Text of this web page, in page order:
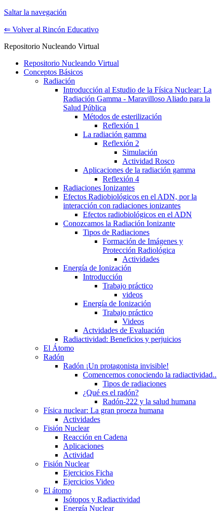
Saltar la navegación
⇐ Volver al Rincón Educativo
Repositorio Nucleando Virtual
Repositorio Nucleando Virtual
Conceptos Básicos
Radiación
Introducción al Estudio de la Física Nuclear: La
Radiación Gamma - Maravilloso Aliado para la
Salud Pública
Métodos de esterilización
Reflexión 1
La radiación gamma
Reflexión 2
Simulación
Actividad Rosco
Aplicaciones de la radiación gamma
Reflexión 4
Radiaciones Ionizantes
Efectos Radiobiológicos en el ADN, por la
interacción con radiaciones ionizantes
Efectos radiobiológicos en el ADN
Conozcamos la Radiación Ionizante
Tipos de Radiaciones
Formación de Imágenes y
Protección Radiológica
Actividades
Energía de Ionización
Introducción
Trabajo práctico
videos
Energía de Ionización
Trabajo práctico
Videos
Actvidades de Evaluación
Radiactividad: Beneficios y perjuicios
El Átomo
Radón
Radón ¡Un protagonista invisible!
Comencemos conociendo la radiactividad..
Tipos de radiaciones
¿Qué es el radón?
Radón-222 y la salud humana
Física nuclear: La gran proeza humana
Actividades
Fisión Nuclear
Reacción en Cadena
Aplicaciones
Actividad
Fisión Nuclear
Ejercicios Ficha
Ejercicios Video
El átomo
Isótopos y Radiactividad
Energía Nuclear